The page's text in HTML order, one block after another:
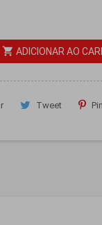
shopping_cart ADICIONAR AO
Tweet